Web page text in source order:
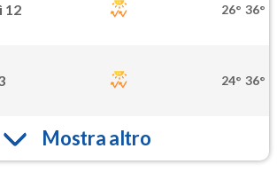
12 26° 36°
24° 36°
Mostra altro